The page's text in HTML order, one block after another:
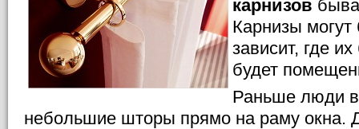
карнизов
Карнизы
зависит, где
будет
Раньше люди
небольшие шторы прямо на раму окна.